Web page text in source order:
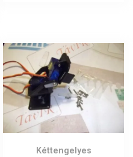
Kéttengelyes